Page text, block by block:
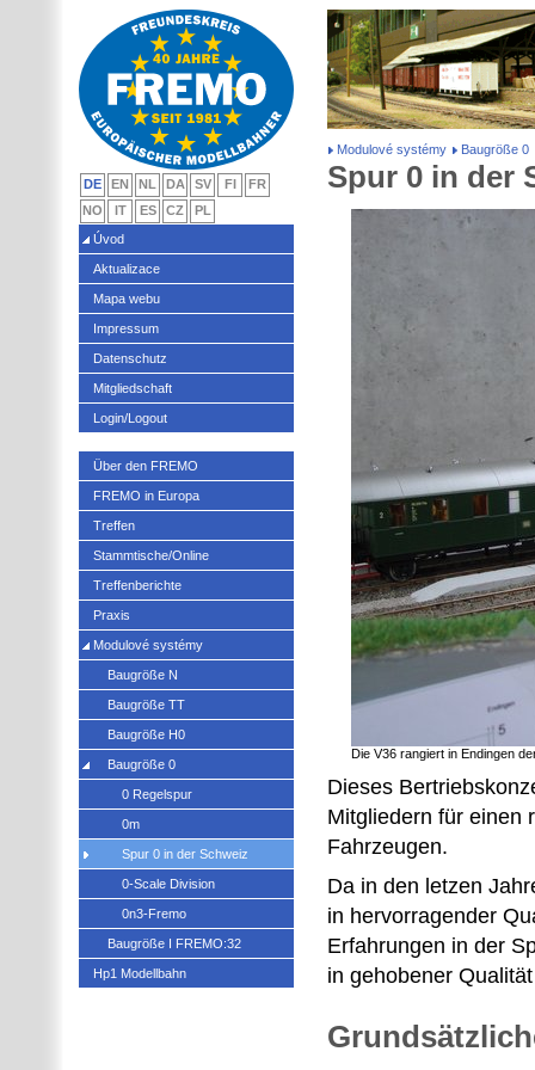
Modulové systémy Baugröße 0
Spur 0 in der
Die V36 rangiert in Endingen
Dieses
Mitgliedern für einen
Fahrzeugen.
Da in den letzen
in hervorragender
Erfahrungen in der
in gehobener
DE EN NL DA SV FI
FR
NO
IT ES CZ
PL
Úvod
Aktualizace
Mapa webu
Impressum
Datenschutz
Mitgliedschaft
Login/Logout
Über den FREMO
FREMO in Europa
Treffen
Stammtische/Online
Treffenberichte
Praxis
Modulové systémy
Baugröße N
Baugröße TT
Baugröße H0
Baugröße 0
0 Regelspur
0m
Spur 0 in der Schweiz
0-Scale Division
0n3-Fremo
Baugröße I FREMO:32
Hp1 Modellbahn